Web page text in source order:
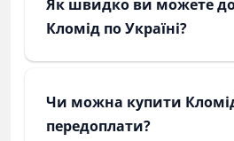
Як швидко ви можете
Кломід по Україні?
Чи можна купити
передоплати?